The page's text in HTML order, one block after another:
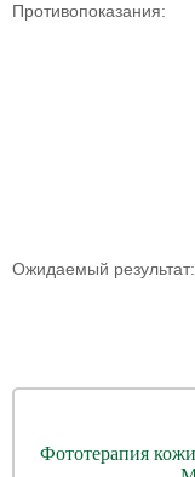
Противопоказания:
Ожидаемый результат:
Фототерапия